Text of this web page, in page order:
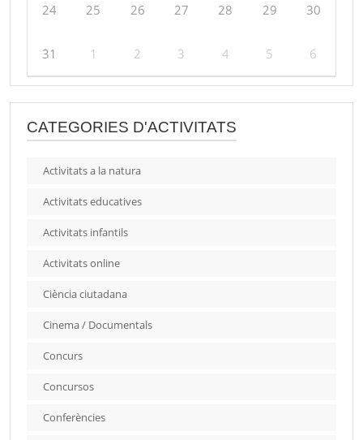
24 25 26 27 28 29 30
31 1 2 3 4 5 6
CATEGORIES D'ACTIVITATS
Activitats a la natura
Activitats educatives
Activitats infantils
Activitats online
Ciència ciutadana
Cinema / Documentals
Concurs
Concursos
Conferències